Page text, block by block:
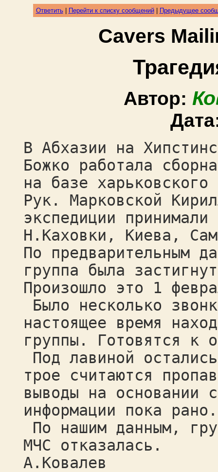
Ответить| Перейти к списку сообщений| Предыдущее
Cavers
Автор:
В Абхазии на
Божко работала
на базе
Рук. Марковской
экспедиции
Н.Каховки, Киева,
По предварительным
группа была
Произошло это 1
Было несколько
настоящее время
группы. Готовятся к
Под лавиной
трое считаются
выводы на основании
информации пока
По нашим данным,
МЧС отказалась.
А.Ковалев